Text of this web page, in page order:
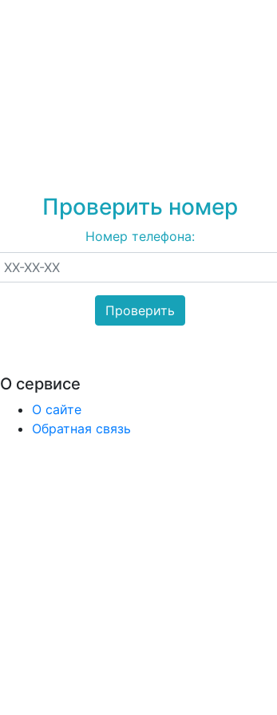
Проверить номер
Номер телефона:
О сервисе
О сайте
Обратная связь